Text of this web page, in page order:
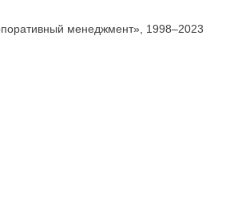
менеджмент», 1998–2023